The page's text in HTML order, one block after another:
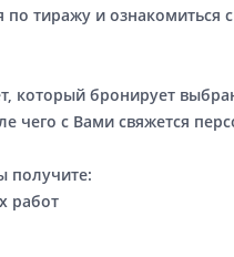
по тиражу и ознакомиться
который бронирует
чего с Вами свяжется
получите:
работ